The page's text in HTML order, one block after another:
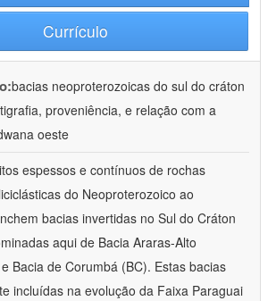
Currículo
bacias neoproterozoicas do sul do cráton
proveniência, e relação com a
oeste
espessos e contínuos de rochas
do Neoproterozoico ao
bacias invertidas no Sul do Cráton
aqui de Bacia Araras-Alto
Bacia de Corumbá (BC). Estas bacias
incluídas na evolução da Faixa Paraguai